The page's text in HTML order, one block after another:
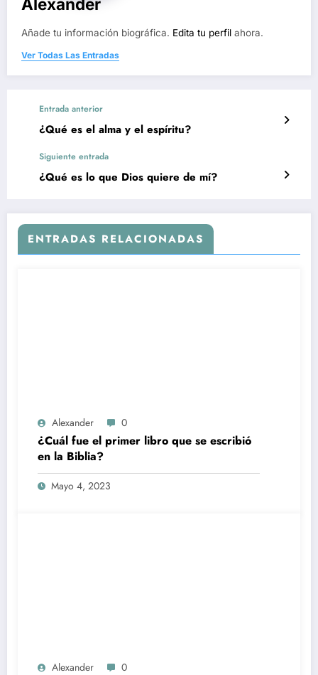
Añade tu información biográfica. Edita tu perfil ahora.
Ver Todas Las Entradas
Entrada anterior
¿Qué es el alma y el espíritu?
Siguiente entrada
¿Qué es lo que Dios quiere de mí?
ENTRADAS RELACIONADAS
Alexander 0
¿Cuál fue el primer libro que se escribió
en la Biblia?
Mayo 4, 2023
Alexander 0